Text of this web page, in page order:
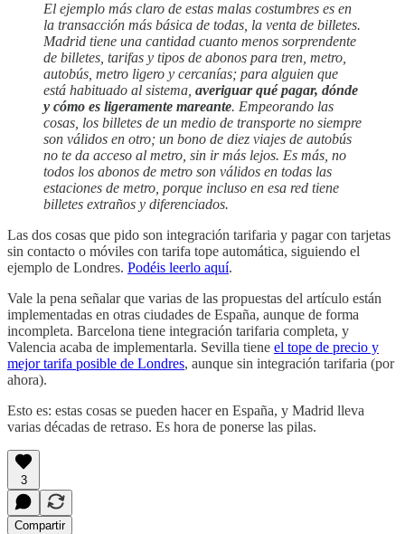
El ejemplo más claro de estas malas costumbres es en
la transacción más básica de todas, la venta de billetes.
Madrid tiene una cantidad cuanto menos sorprendente
de billetes, tarifas y tipos de abonos para tren, metro,
autobús, metro ligero y cercanías; para alguien que
está habituado al sistema, averiguar qué pagar, dónde
y cómo es ligeramente mareante. Empeorando las
cosas, los billetes de un medio de transporte no siempre
son válidos en otro; un bono de diez viajes de autobús
no te da acceso al metro, sin ir más lejos. Es más, no
todos los abonos de metro son válidos en todas las
estaciones de metro, porque incluso en esa red tiene
billetes extraños y diferenciados.
Las dos cosas que pido son integración tarifaria y pagar con tarjetas
sin contacto o móviles con tarifa tope automática, siguiendo el
ejemplo de Londres. Podéis leerlo aquí.
Vale la pena señalar que varias de las propuestas del artículo están
implementadas en otras ciudades de España, aunque de forma
incompleta. Barcelona tiene integración tarifaria completa, y
Valencia acaba de implementarla. Sevilla tiene el tope de precio y
mejor tarifa posible de Londres, aunque sin integración tarifaria (por
ahora).
Esto es: estas cosas se pueden hacer en España, y Madrid lleva
varias décadas de retraso. Es hora de ponerse las pilas.
3
Compartir